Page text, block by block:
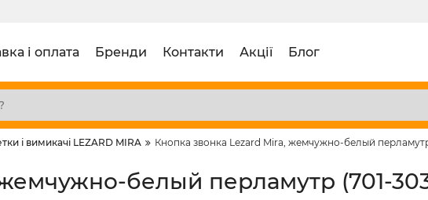
і оплата Бренди Контакти Акції Блог
і вимикачі LEZARD MIRA Кнопка звонка Lezard Mira, жемчужно-белый
белый перламутр (701-